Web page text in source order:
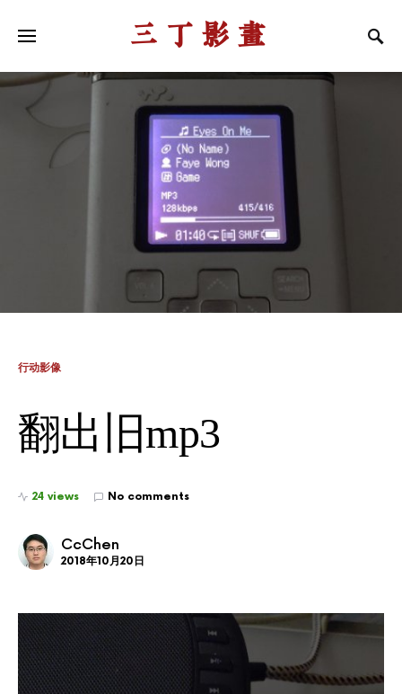
三丁影画
行动影像
翻出旧mp3
24 views No comments
CcChen
2018年10月20日